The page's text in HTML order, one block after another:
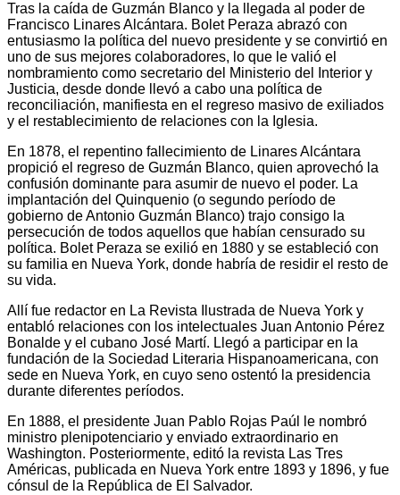
Tras la caída de Guzmán Blanco y la llegada al poder de
Francisco Linares Alcántara. Bolet Peraza abrazó con
entusiasmo la política del nuevo presidente y se convirtió en
uno de sus mejores colaboradores, lo que le valió el
nombramiento como secretario del Ministerio del Interior y
Justicia, desde donde llevó a cabo una política de
reconciliación, manifiesta en el regreso masivo de exiliados
y el restablecimiento de relaciones con la Iglesia.
En 1878, el repentino fallecimiento de Linares Alcántara
propició el regreso de Guzmán Blanco, quien aprovechó la
confusión dominante para asumir de nuevo el poder. La
implantación del Quinquenio (o segundo período de
gobierno de Antonio Guzmán Blanco) trajo consigo la
persecución de todos aquellos que habían censurado su
política. Bolet Peraza se exilió en 1880 y se estableció con
su familia en Nueva York, donde habría de residir el resto de
su vida.
Allí fue redactor en La Revista Ilustrada de Nueva York y
entabló relaciones con los intelectuales Juan Antonio Pérez
Bonalde y el cubano José Martí. Llegó a participar en la
fundación de la Sociedad Literaria Hispanoamericana, con
sede en Nueva York, en cuyo seno ostentó la presidencia
durante diferentes períodos.
En 1888, el presidente Juan Pablo Rojas Paúl le nombró
ministro plenipotenciario y enviado extraordinario en
Washington. Posteriormente, editó la revista Las Tres
Américas, publicada en Nueva York entre 1893 y 1896, y fue
cónsul de la República de El Salvador.